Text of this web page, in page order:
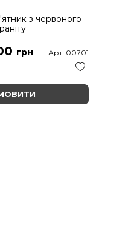
з червоного
грн Арт. 00701